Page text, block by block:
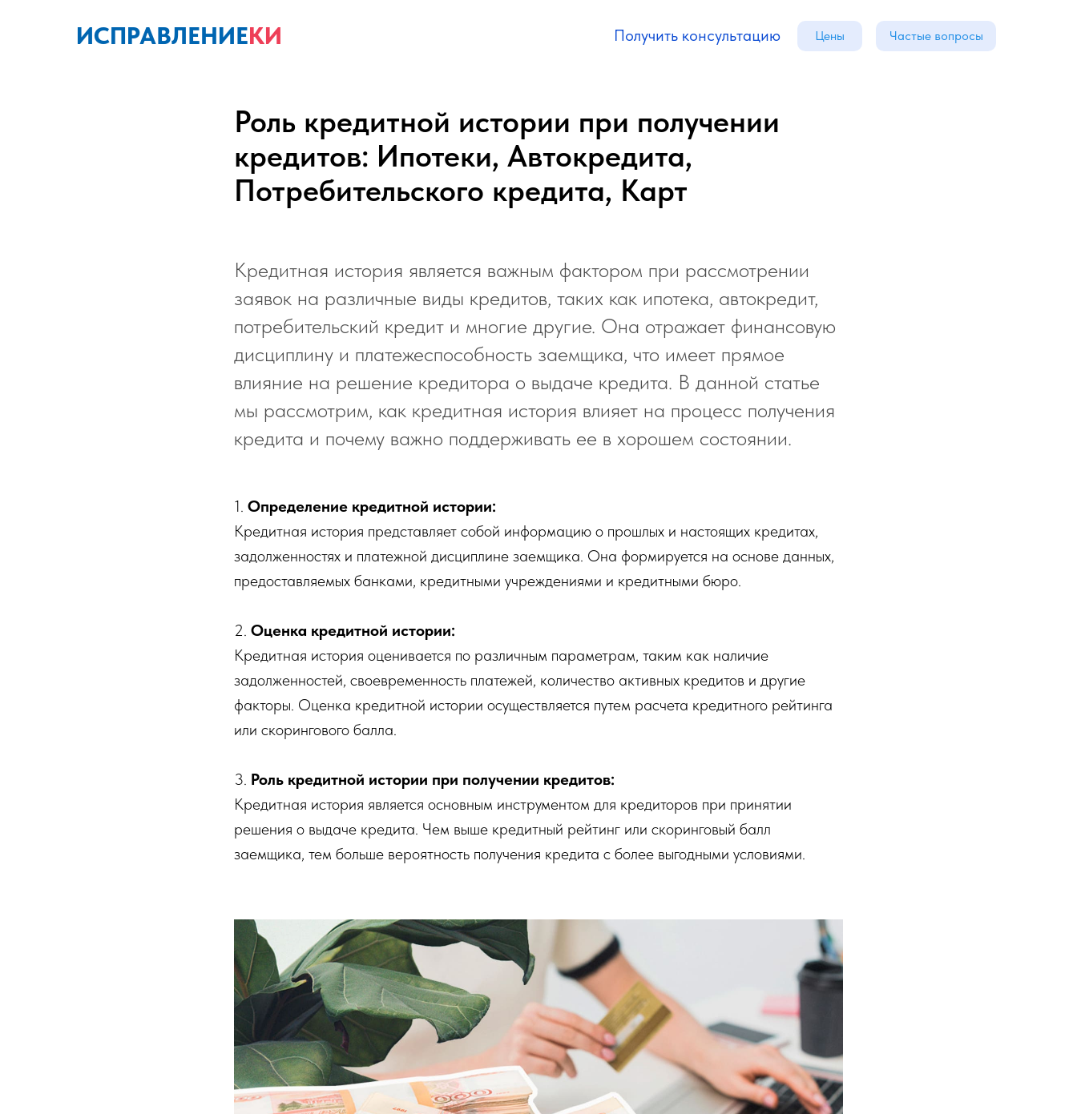
ИСПРАВЛЕНИЕКИ Цены Частые вопросы
Получить консультацию
Роль кредитной истории при получении
кредитов: Ипотеки, Автокредита,
Потребительского кредита, Карт
Кредитная история является важным фактором при рассмотрении
заявок на различные виды кредитов, таких как ипотека, автокредит,
потребительский кредит и многие другие. Она отражает финансовую
дисциплину и платежеспособность заемщика, что имеет прямое
влияние на решение кредитора о выдаче кредита. В данной статье
мы рассмотрим, как кредитная история влияет на процесс получения
кредита и почему важно поддерживать ее в хорошем состоянии.
1. Определение кредитной истории:
Кредитная история представляет собой информацию о прошлых и настоящих кредитах,
задолженностях и платежной дисциплине заемщика. Она формируется на основе данных,
предоставляемых банками, кредитными учреждениями и кредитными бюро.
2. Оценка кредитной истории:
Кредитная история оценивается по различным параметрам, таким как наличие
задолженностей, своевременность платежей, количество активных кредитов и другие
факторы. Оценка кредитной истории осуществляется путем расчета кредитного рейтинга
или скорингового балла.
3. Роль кредитной истории при получении кредитов:
Кредитная история является основным инструментом для кредиторов при принятии
решения о выдаче кредита. Чем выше кредитный рейтинг или скоринговый балл
заемщика, тем больше вероятность получения кредита с более выгодными условиями.